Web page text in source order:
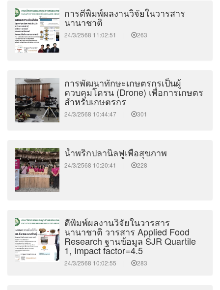
การตีพิมพ์ผลงานวิจัยในวารสาร
นานาชาติ
24/3/2568 11:02:51 | 263
การพัฒนาทักษะเกษตรกรเป็นผู้
ควบคุมโดรน (Drone) เพื่อการเกษตร
สำหรับเกษตรกร
24/3/2568 10:44:47 | 301
น้ำพริกปลานิลฟูเพื่อสุขภาพ
24/3/2568 10:20:41 | 228
ตีพิมพ์ผลงานวิจัยในวารสาร
นานาชาติ วารสาร Applied Food
Research ฐานข้อมูล SJR Quartile
1, Impact factor=4.5
24/3/2568 10:02:55 | 283